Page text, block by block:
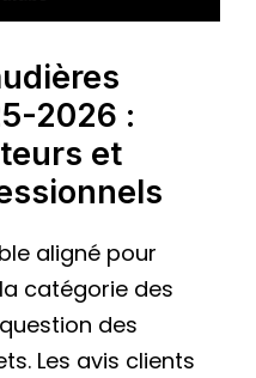
2026 :
et
aligné pour
catégorie des
des
Les avis clients